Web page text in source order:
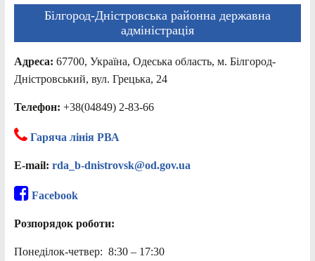
Білгород-Дністровська районна державна
адміністрація
Адреса: 67700, Україна, Одеська область, м. Білгород-
Дністровський, вул. Грецька, 24
Телефон: +38(04849) 2-83-66
Гаряча лінія РВА
E-mail: rda_b-dnistrovsk@od.gov.ua
Facebook
Розпорядок роботи:
Понеділок-четвер: 8:30 – 17:30